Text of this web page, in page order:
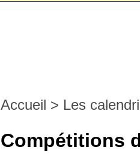
Accueil > Les
Compétitions